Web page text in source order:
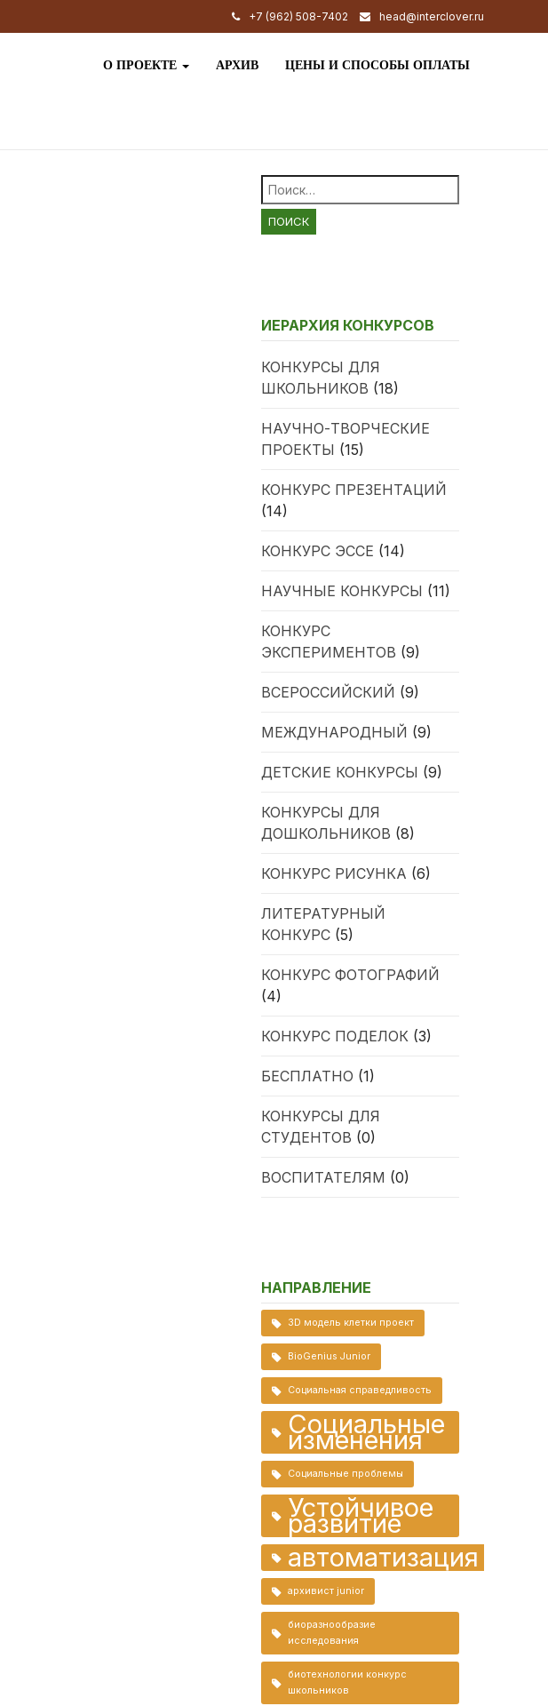
+7 (962) 508-7402 head@interclover.ru
О ПРОЕКТЕ АРХИВ ЦЕНЫ И СПОСОБЫ ОПЛАТЫ
Найти:
ИЕРАРХИЯ КОНКУРСОВ
КОНКУРСЫ ДЛЯ
ШКОЛЬНИКОВ (18)
НАУЧНО-ТВОРЧЕСКИЕ
ПРОЕКТЫ (15)
КОНКУРС ПРЕЗЕНТАЦИЙ
(14)
КОНКУРС ЭССЕ (14)
НАУЧНЫЕ КОНКУРСЫ (11)
КОНКУРС
ЭКСПЕРИМЕНТОВ (9)
ВСЕРОССИЙСКИЙ (9)
МЕЖДУНАРОДНЫЙ (9)
ДЕТСКИЕ КОНКУРСЫ (9)
КОНКУРСЫ ДЛЯ
ДОШКОЛЬНИКОВ (8)
КОНКУРС РИСУНКА (6)
ЛИТЕРАТУРНЫЙ
КОНКУРС (5)
КОНКУРС ФОТОГРАФИЙ
(4)
КОНКУРС ПОДЕЛОК (3)
БЕСПЛАТНО (1)
КОНКУРСЫ ДЛЯ
СТУДЕНТОВ (0)
ВОСПИТАТЕЛЯМ (0)
НАПРАВЛЕНИЕ
3D модель клетки проект
BioGenius Junior
Социальная справедливость
Социальные
изменения
Социальные проблемы
Устойчивое
развитие
автоматизация
архивист junior
биоразнообразие
исследования
биотехнологии конкурс
школьников